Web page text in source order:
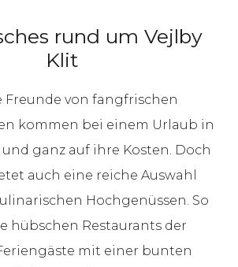
rund um Vejlby
Klit
Freunde von fangfrischen
kommen bei einem Urlaub in
ganz auf ihre Kosten. Doch
auch eine reiche Auswahl
Hochgenüssen. So
hübschen Restaurants der
mit einer bunten